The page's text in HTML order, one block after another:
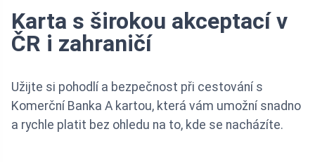
Karta s širokou akceptací v
ČR i zahraničí
Užijte si pohodlí a bezpečnost při cestování s
Komerční Banka A kartou, která vám umožní snadno
a rychle platit bez ohledu na to, kde se nacházíte.